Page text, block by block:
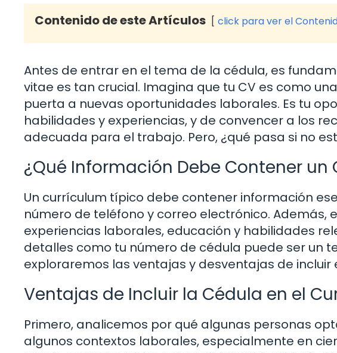
Contenido de este Artículos click para ver el
Antes de entrar en el tema de la cédula, es
vitae es tan crucial. Imagina que tu CV es como
puerta a nuevas oportunidades laborales. Es tu
habilidades y experiencias, y de convencer a los
adecuada para el trabajo. Pero, ¿qué pasa si no
¿Qué Información Debe Contener un
Un currículum típico debe contener información
número de teléfono y correo electrónico. Además,
experiencias laborales, educación y habilidades
detalles como tu número de cédula puede ser un
exploraremos las ventajas y desventajas de incluir
Ventajas de Incluir la Cédula en el
Primero, analicemos por qué algunas personas
algunos contextos laborales, especialmente en